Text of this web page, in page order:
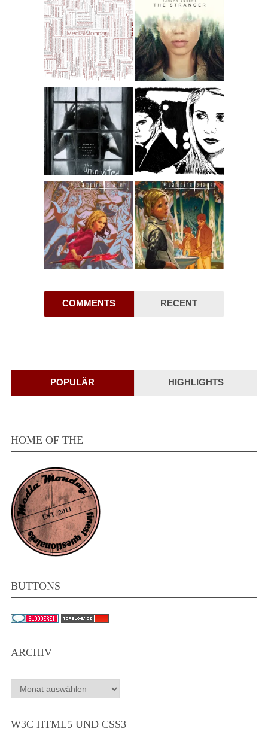
COMMENTS RECENT
POPULÄR HIGHLIGHTS
HOME OF THE
BUTTONS
ARCHIV
Archiv
W3C HTML5 UND CSS3